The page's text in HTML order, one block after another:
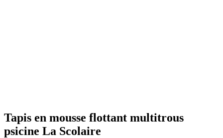
Tapis en mousse flottant multitrous
psicine La Scolaire